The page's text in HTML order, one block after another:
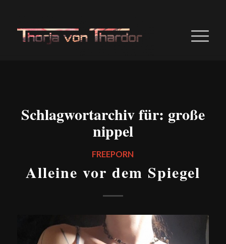
Schlagwortarchiv für: große
nippel
FREEPORN
Alleine vor dem Spiegel